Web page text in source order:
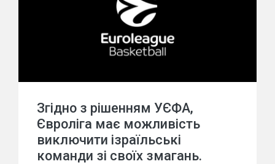
Згідно з рішенням УЄФА,
Євроліга має можливість
виключити ізраїльські
команди зі своїх змагань.